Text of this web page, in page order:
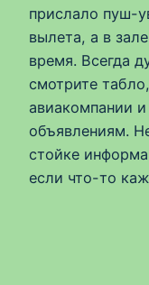
прислало пуш-
вылета, а в
время. Всегда
смотрите
авиакомпании
объявлениям.
стойке
если что-то